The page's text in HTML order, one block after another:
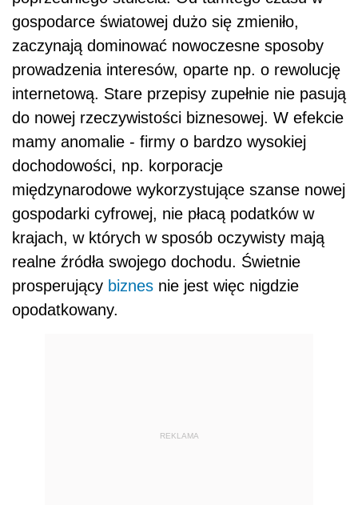
gospodarce światowej dużo się zmieniło,
zaczynają dominować nowoczesne sposoby
prowadzenia interesów, oparte np. o rewolucję
internetową. Stare przepisy zupełnie nie pasują
do nowej rzeczywistości biznesowej. W efekcie
mamy anomalie - firmy o bardzo wysokiej
dochodowości, np. korporacje
międzynarodowe wykorzystujące szanse nowej
gospodarki cyfrowej, nie płacą podatków w
krajach, w których w sposób oczywisty mają
realne źródła swojego dochodu. Świetnie
prosperujący biznes nie jest więc nigdzie
opodatkowany.
REKLAMA